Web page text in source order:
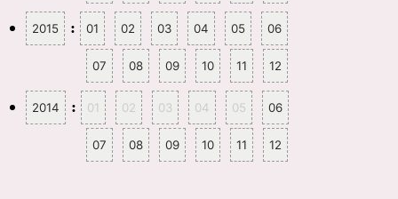
2015 : 01 02 03 04 05 06
07 08 09 10 11 12
2014 : 01 02 03 04 05 06
07 08 09 10 11 12